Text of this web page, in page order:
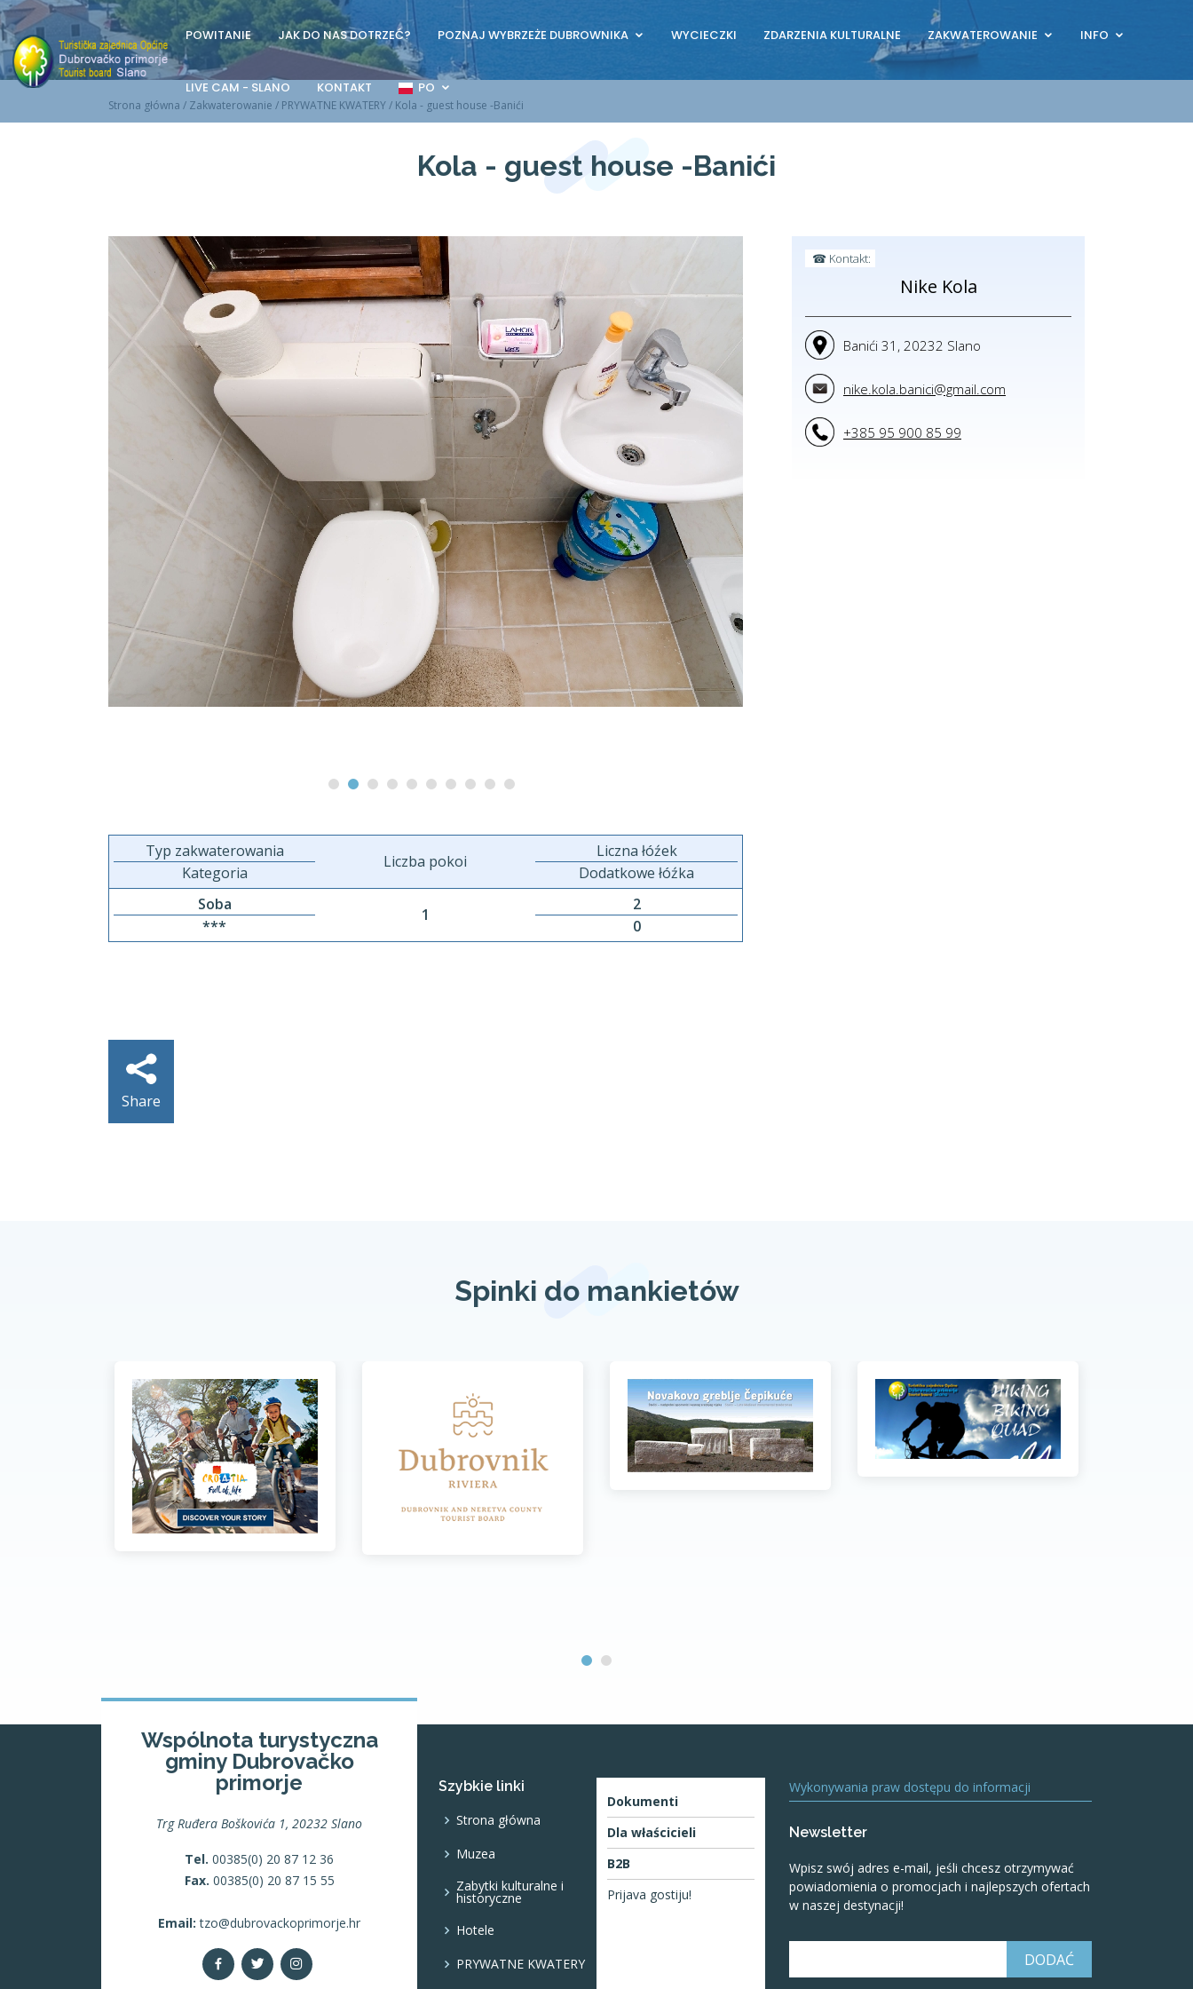
POWITANIE JAK DO NAS DOTRZEĆ? POZNAJ WYBRZEŻE DUBROWNIKA WYCIECZKI ZDARZENIA KULTURALNE ZAKWATEROWANIE INFO
LIVE CAM - SLANO KONTAKT PO
Strona główna / Zakwaterowanie / PRYWATNE KWATERY/ Kola - guest house -Banići
Kola - guest house -Banići
Typ zakwaterowania
Kategoria
Liczba pokoi
Liczna łóźek
Dodatkowe łóźka
Soba
***
1
2
0
☎ Kontakt:
Nike Kola
Banići 31, 20232 Slano
nike.kola.banici@gmail.com
+385 95 900 85 99
Share
Spinki do mankietów
Wspólnota turystyczna
gminy Dubrovačko
primorje
Trg Ruđera Boškovića 1, 20232 Slano
Tel. 00385(0) 20 87 12 36
Fax. 00385(0) 20 87 15 55
Email: tzo@dubrovackoprimorje.hr
Szybkie linki
Strona główna
Muzea
Zabytki kulturalne i
historyczne
Hotele
PRYWATNE KWATERY
Dokumenti
Dla właścicieli
B2B
Prijava gostiju!
Wykonywania praw dostępu do informacji
Newsletter
Wpisz swój adres e-mail, jeśli chcesz otrzymywać
powiadomienia o promocjach i najlepszych ofertach
w naszej destynacji!